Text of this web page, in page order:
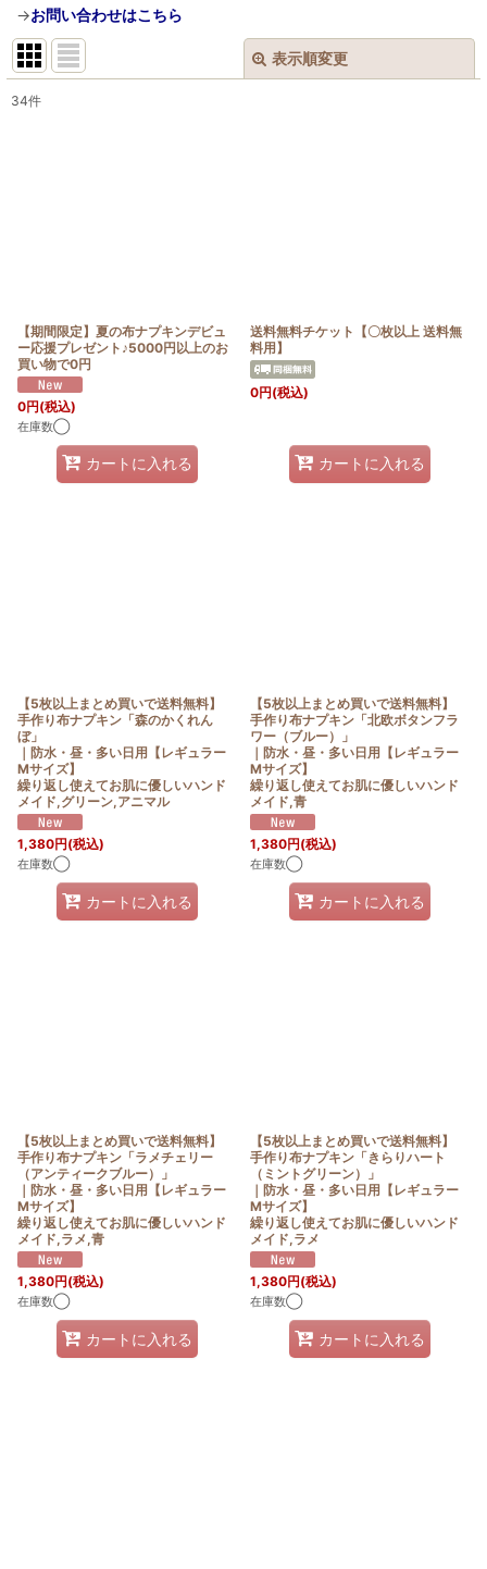
→お問い合わせはこちら
表示順変更
サブカテゴリ
絞り込む
34件
【期間限定】夏の布ナプキンデビュ
ー応援プレゼント♪5000円以上のお
買い物で0円
0円(税込)
在庫数◯
カートに入れる
送料無料チケット【〇枚以上 送料無
料用】
0円(税込)
カートに入れる
【5枚以上まとめ買いで送料無料】
手作り布ナプキン「森のかくれん
ぼ」
｜防水・昼・多い日用【レギュラー
Mサイズ】
繰り返し使えてお肌に優しいハンド
メイド,グリーン,アニマル
1,380円(税込)
在庫数◯
カートに入れる
【5枚以上まとめ買いで送料無料】
手作り布ナプキン「北欧ボタンフラ
ワー（ブルー）」
｜防水・昼・多い日用【レギュラー
Mサイズ】
繰り返し使えてお肌に優しいハンド
メイド,青
1,380円(税込)
在庫数◯
カートに入れる
【5枚以上まとめ買いで送料無料】
手作り布ナプキン「ラメチェリー
（アンティークブルー）」
｜防水・昼・多い日用【レギュラー
Mサイズ】
繰り返し使えてお肌に優しいハンド
メイド,ラメ,青
1,380円(税込)
在庫数◯
カートに入れる
【5枚以上まとめ買いで送料無料】
手作り布ナプキン「きらりハート
（ミントグリーン）」
｜防水・昼・多い日用【レギュラー
Mサイズ】
繰り返し使えてお肌に優しいハンド
メイド,ラメ
1,380円(税込)
在庫数◯
カートに入れる